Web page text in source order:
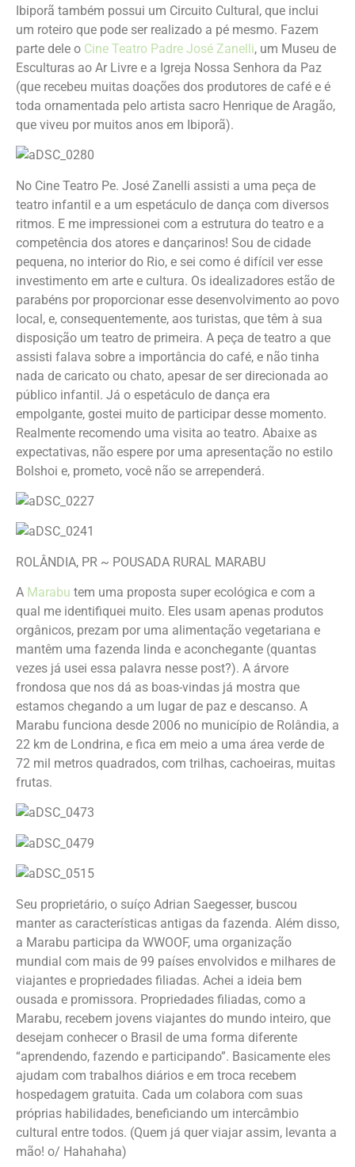
Ibiporã também possui um Circuito Cultural, que inclui
um roteiro que pode ser realizado a pé mesmo. Fazem
parte dele o Cine Teatro Padre José Zanelli, um Museu de
Esculturas ao Ar Livre e a Igreja Nossa Senhora da Paz
(que recebeu muitas doações dos produtores de café e é
toda ornamentada pelo artista sacro Henrique de Aragão,
que viveu por muitos anos em Ibiporã).
No Cine Teatro Pe. José Zanelli assisti a uma peça de
teatro infantil e a um espetáculo de dança com diversos
ritmos. E me impressionei com a estrutura do teatro e a
competência dos atores e dançarinos! Sou de cidade
pequena, no interior do Rio, e sei como é difícil ver esse
investimento em arte e cultura. Os idealizadores estão de
parabéns por proporcionar esse desenvolvimento ao povo
local, e, consequentemente, aos turistas, que têm à sua
disposição um teatro de primeira. A peça de teatro a que
assisti falava sobre a importância do café, e não tinha
nada de caricato ou chato, apesar de ser direcionada ao
público infantil. Já o espetáculo de dança era
empolgante, gostei muito de participar desse momento.
Realmente recomendo uma visita ao teatro. Abaixe as
expectativas, não espere por uma apresentação no estilo
Bolshoi e, prometo, você não se arrependerá.
ROLÂNDIA, PR ~ POUSADA RURAL MARABU
A Marabu tem uma proposta super ecológica e com a
qual me identifiquei muito. Eles usam apenas produtos
orgânicos, prezam por uma alimentação vegetariana e
mantêm uma fazenda linda e aconchegante (quantas
vezes já usei essa palavra nesse post?). A árvore
frondosa que nos dá as boas-vindas já mostra que
estamos chegando a um lugar de paz e descanso. A
Marabu funciona desde 2006 no município de Rolândia, a
22 km de Londrina, e fica em meio a uma área verde de
72 mil metros quadrados, com trilhas, cachoeiras, muitas
frutas.
Seu proprietário, o suíço Adrian Saegesser, buscou
manter as características antigas da fazenda. Além disso,
a Marabu participa da WWOOF, uma organização
mundial com mais de 99 países envolvidos e milhares de
viajantes e propriedades filiadas. Achei a ideia bem
ousada e promissora. Propriedades filiadas, como a
Marabu, recebem jovens viajantes do mundo inteiro, que
desejam conhecer o Brasil de uma forma diferente
“aprendendo, fazendo e participando”. Basicamente eles
ajudam com trabalhos diários e em troca recebem
hospedagem gratuita. Cada um colabora com suas
próprias habilidades, beneficiando um intercâmbio
cultural entre todos. (Quem já quer viajar assim, levanta a
mão! o/ Hahahaha)